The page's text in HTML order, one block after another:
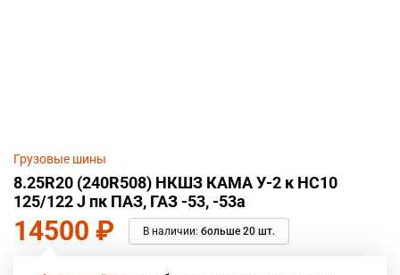
Грузовые шины
8.25R20 (240R508) НКШЗ КАМА У-2 к НС10
125/122 J пк ПАЗ, ГАЗ -53, -53а
14500 ₽ В наличии: больше 20 шт.